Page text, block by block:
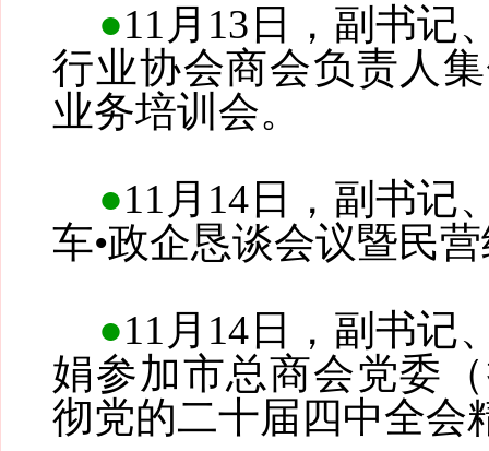
●11月13日，副书记
行业协会商会负责人
业务培训会。
●11月14日，副书记
车•政企恳谈会议暨民
●11月14日，副书记
娟参加市总商会党委
彻党的二十届四中全会